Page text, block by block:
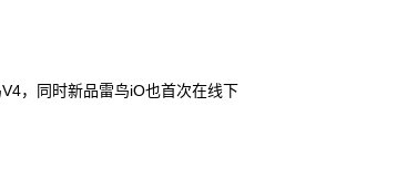
，同时新品雷鸟iO也首次在线下